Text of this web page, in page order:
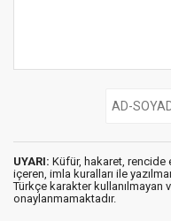
UYARI: Küfür, hakaret, rencide
içeren, imla kuralları ile
Türkçe karakter kullanılmayan
onaylanmamaktadır.